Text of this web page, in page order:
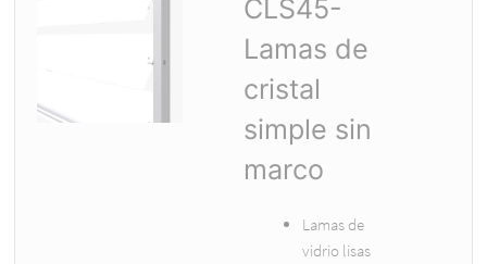
CLS45-
Lamas de
cristal
simple sin
marco
Lamas de
vidrio lisas